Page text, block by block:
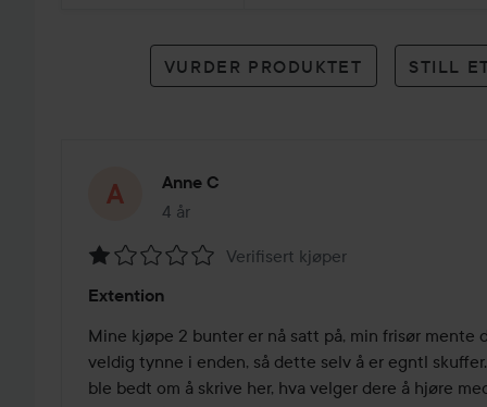
karakter
VURDER PRODUKTET STILL
Anne C
4 år
Innlegget ble opprettet 4 år
1
av
5
Verifisert kjøper
Extention
Mine kjøpe 2 bunter er nå satt på, min frisør mente
veldig tynne i enden, så dette selv å er egntl
ble bedt om å skrive her, hva velger dere å hjøre